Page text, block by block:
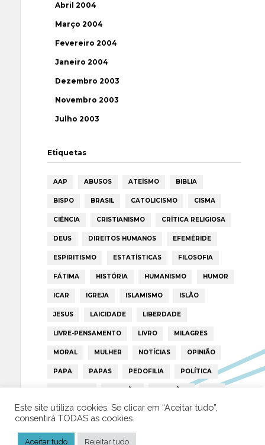
Abril 2004
Março 2004
Fevereiro 2004
Janeiro 2004
Dezembro 2003
Novembro 2003
Julho 2003
Etiquetas
AAP ABUSOS ATEÍSMO BIBLIA
BISPO BRASIL CATOLICISMO CISMA
CIÊNCIA CRISTIANISMO CRÍTICA RELIGIOSA
DEUS DIREITOS HUMANOS EFEMÉRIDE
ESPIRITISMO ESTATÍSTICAS FILOSOFIA
FÁTIMA HISTÓRIA HUMANISMO HUMOR
ICAR IGREJA ISLAMISMO ISLÃO
JESUS LAICIDADE LIBERDADE
LIVRE-PENSAMENTO LIVRO MILAGRES
MORAL MULHER NOTÍCIAS OPINIÃO
PAPA PAPAS PEDOFILIA POLÍTICA
PORTUGAL RELIGIÃO RELIGIÕES RTP
TRUMP VATICANO
Este site utiliza cookies. Se clicar em “Aceitar tudo”,
consentirá TODAS as cookies.
Aceitar tudo Rejeitar tudo